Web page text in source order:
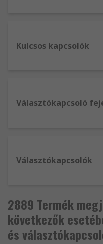
Kulcsos kapcsolók
Választókapcsoló
Választókapcsolók
2889 Termék
következők
és